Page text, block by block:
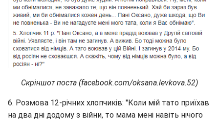
Скріншот поста (facebook.com/oksana.levkova.52)
6. Розмова 12-річних хлопчиків: "Коли мій тато приїхав
на два дні додому з війни, то мама мені навіть нічого